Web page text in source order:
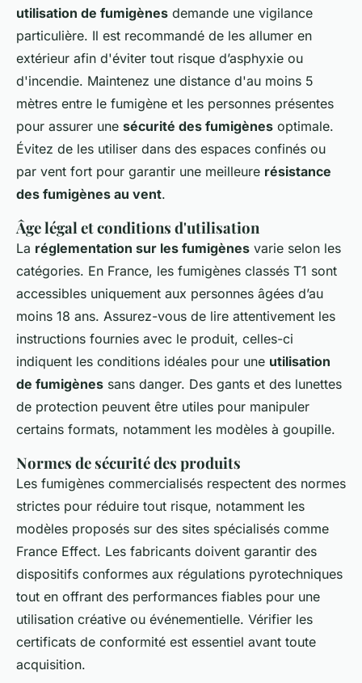
utilisation de fumigènes demande une vigilance
particulière. Il est recommandé de les allumer en
extérieur afin d'éviter tout risque d’asphyxie ou
d'incendie. Maintenez une distance d'au moins 5
mètres entre le fumigène et les personnes présentes
pour assurer une sécurité des fumigènes optimale.
Évitez de les utiliser dans des espaces confinés ou
par vent fort pour garantir une meilleure résistance
des fumigènes au vent.
Âge légal et conditions d'utilisation
La réglementation sur les fumigènes varie selon les
catégories. En France, les fumigènes classés T1 sont
accessibles uniquement aux personnes âgées d’au
moins 18 ans. Assurez-vous de lire attentivement les
instructions fournies avec le produit, celles-ci
indiquent les conditions idéales pour une utilisation
de fumigènes sans danger. Des gants et des lunettes
de protection peuvent être utiles pour manipuler
certains formats, notamment les modèles à goupille.
Normes de sécurité des produits
Les fumigènes commercialisés respectent des normes
strictes pour réduire tout risque, notamment les
modèles proposés sur des sites spécialisés comme
France Effect. Les fabricants doivent garantir des
dispositifs conformes aux régulations pyrotechniques
tout en offrant des performances fiables pour une
utilisation créative ou événementielle. Vérifier les
certificats de conformité est essentiel avant toute
acquisition.